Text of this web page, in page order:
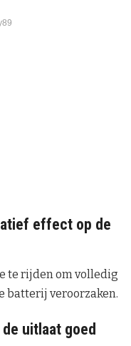
effect op de
te rijden om volledig
batterij veroorzaken.
uitlaat goed